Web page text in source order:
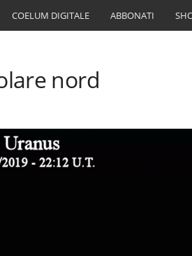
COELUM DIGITALE ABBONATI
nord